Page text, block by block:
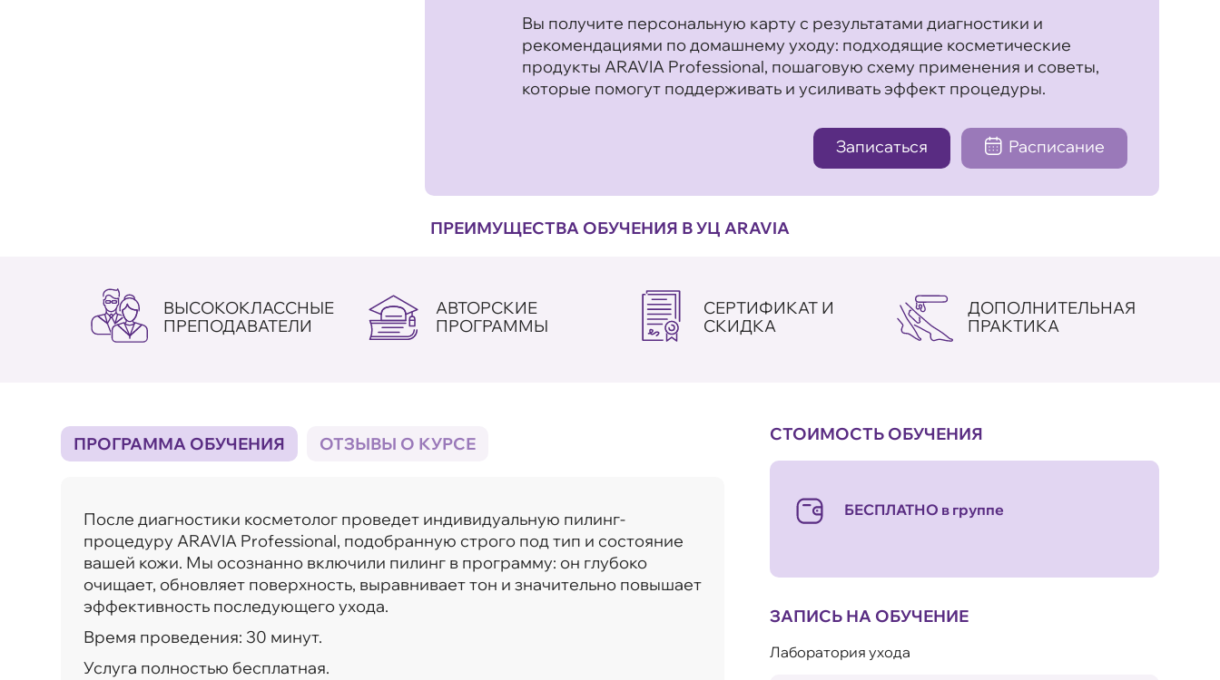
Вы получите персональную карту с результатами диагностики и
рекомендациями по домашнему уходу: подходящие косметические
продукты ARAVIA Professional, пошаговую схему применения и советы,
которые помогут поддерживать и усиливать эффект процедуры.
Записаться Расписание
ПРЕИМУЩЕСТВА ОБУЧЕНИЯ В УЦ ARAVIA
ВЫСОКОКЛАССНЫЕ
ПРЕПОДАВАТЕЛИ
АВТОРСКИЕ
ПРОГРАММЫ
СЕРТИФИКАТ И
СКИДКА
ДОПОЛНИТЕЛЬНАЯ
ПРАКТИКА
ПРОГРАММА ОБУЧЕНИЯ ОТЗЫВЫ О КУРСЕ
После диагностики косметолог проведет индивидуальную пилинг-
процедуру ARAVIA Professional, подобранную строго под тип и состояние
вашей кожи. Мы осознанно включили пилинг в программу: он глубоко
очищает, обновляет поверхность, выравнивает тон и значительно повышает
эффективность последующего ухода.
Время проведения: 30 минут.
Услуга полностью бесплатная.
СТОИМОСТЬ ОБУЧЕНИЯ
БЕСПЛАТНО в группе
ЗАПИСЬ НА ОБУЧЕНИЕ
Лаборатория ухода